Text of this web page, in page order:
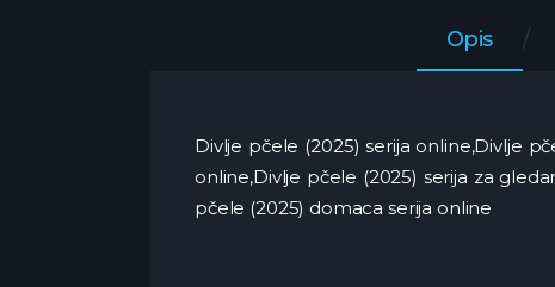
Opis
Divlje pčele (2025) serija online,Divlje
online,Divlje pčele (2025) serija za
pčele (2025) domaca serija online